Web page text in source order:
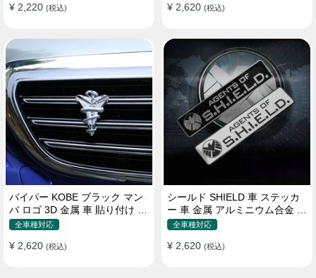
¥ 2,220 (税込) ¥ 2,620 (税込)
バイパー KOBE ブラック マン
バ ロゴ 3D 金属 車 貼り付け 装
飾 ステッカー
全車種対応
¥ 2,620 (税込)
シールド SHIELD 車 ステッカ
ー 車 金属 アルミニウム合金 ス
クラッチオクルージョン ステ
全車種対応
¥ 2,620 (税込)